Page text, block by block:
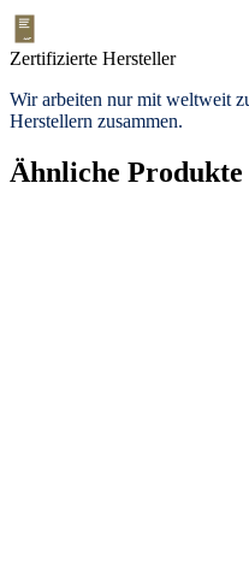
Zertifizierte Hersteller
Wir arbeiten nur mit weltweit
Herstellern zusammen.
Ähnliche Produkte